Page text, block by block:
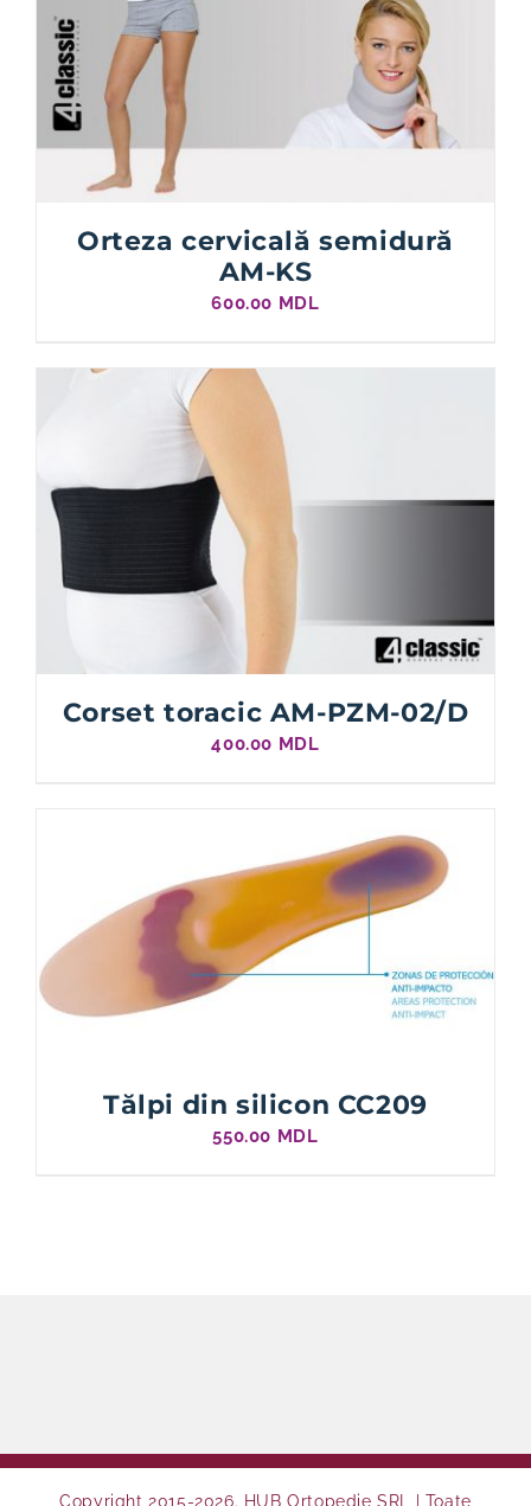
Orteza cervicală semidură
AM-KS
600.00 MDL
Corset toracic AM-PZM-02/D
400.00 MDL
Tălpi din silicon CC209
550.00 MDL
Copyright 2015-2026. HUB Ortopedie SRL | Toate